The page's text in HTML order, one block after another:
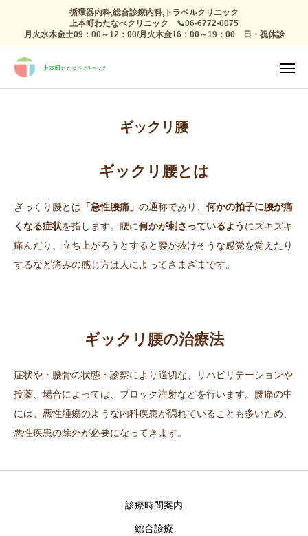
循環器内科,総合診療内科,トラベルクリニック
上本町わたなべクリニック 📞06-6772-0075
月火水木金土09：00～12：00/月火木金16：00～19：00 日・祝休診
ギックリ腰
ギックリ腰とは
ぎっくり腰とは 「急性腰痛」 の通称であり、 何かの拍子に腰が痛
くなる症状を指します。腰に何かが刺さっているよう にズキズキ
痛んだり、立ち上がろうとすると腰が抜けそうな感覚を覚えたり
するなど痛みの感じ方は人によってさまざまです。
ギックリ腰の治療法
症状や・腰骨の状態・診察により適切な、リハビリテーションや
投薬、場合によっては、ブロック注射などを行います。腰痛の中
には、悪性腫瘍のような内科疾患が隠れていることも多いため、
悪性疾患の除外が必要になってきます。
診療時間案内
総合診療
アクセス  感染症外来
予防接種 トラベルクリニック
高血圧 生活習慣病
心療内科